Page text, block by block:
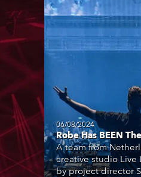
06/08/2024
Robe Has BEEN
A team from
creative studio Live
by project director